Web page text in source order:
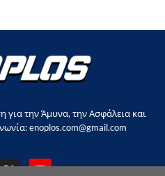
για την Άμυνα, την Ασφάλεια και
enoplos.com@gmail.com